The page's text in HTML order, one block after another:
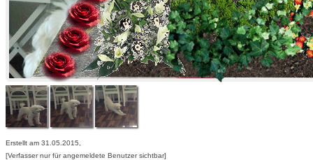
Erstellt am 31.05.2015,
[Verfasser nur für angemeldete Benutzer sichtbar]